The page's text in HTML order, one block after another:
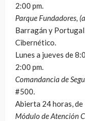
2:00 pm.
Parque Fundadores,
Barragán y
Cibernético.
Lunes a jueves de
2:00 pm.
Comandancia de
#500.
Abierta 24 horas, de
Módulo de Atención